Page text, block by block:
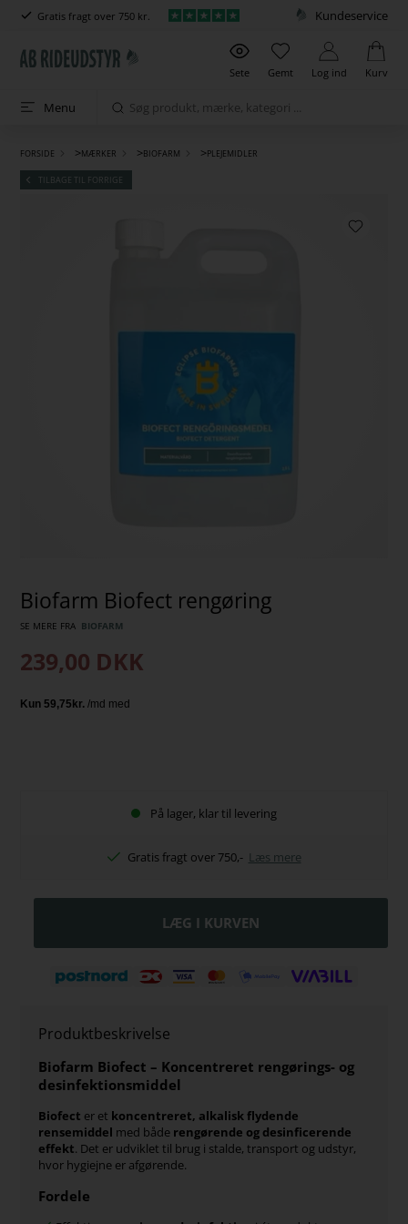
Gratis fragt over 750 kr. Kundeservice
Sete Gemt Log ind Kurv
Menu
FORSIDE >MÆRKER >BIOFARM >PLEJEMIDLER
TILBAGE TIL FORRIGE
Biofarm Biofect rengøring
SE MERE FRA BIOFARM
239,00 DKK
På lager, klar til levering
Gratis fragt over 750,- Læs mere
Produktbeskrivelse
Biofarm Biofect – Koncentreret rengørings- og
desinfektionsmiddel
Biofect er et koncentreret, alkalisk flydende
rensemiddel med både rengørende og desinficerende
effekt. Det er udviklet til brug i stalde, transport og udstyr,
hvor hygiejne er afgørende.
Fordele